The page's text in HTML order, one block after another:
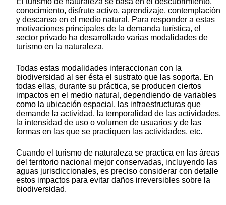
conocimiento, disfrute activo, aprendizaje, contemplación
y descanso en el medio natural. Para responder a estas
motivaciones principales de la demanda turística, el
sector privado ha desarrollado varias modalidades de
turismo en la naturaleza.
Todas estas modalidades interaccionan con la
biodiversidad al ser ésta el sustrato que las soporta. En
todas ellas, durante su práctica, se producen ciertos
impactos en el medio natural, dependiendo de variables
como la ubicación espacial, las infraestructuras que
demande la actividad, la temporalidad de las actividades,
la intensidad de uso o volumen de usuarios y de las
formas en las que se practiquen las actividades, etc.
Cuando el turismo de naturaleza se practica en las áreas
del territorio nacional mejor conservadas, incluyendo las
aguas jurisdiccionales, es preciso considerar con detalle
estos impactos para evitar daños irreversibles sobre la
biodiversidad.